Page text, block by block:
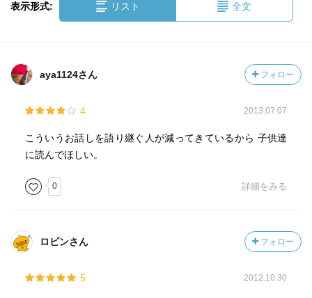
表示形式: リスト 全文
aya1124さん フォロー
4 2013.07.07
こういうお話しを語り継ぐ人が減ってきているから 子供達
に読んでほしい。
0 詳細をみる
ロビンさん フォロー
5 2012.10.30